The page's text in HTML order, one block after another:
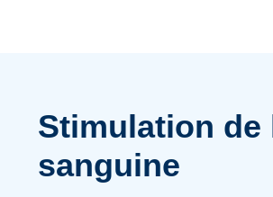
Stimulation
sanguine